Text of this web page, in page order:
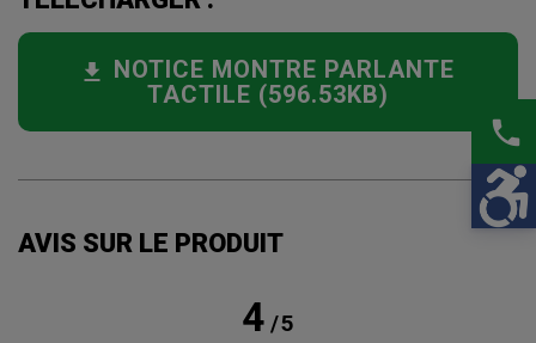
NOTICE MONTRE PARLANTE
TACTILE (596.53KB)
AVIS SUR LE PRODUIT
4/5
phone